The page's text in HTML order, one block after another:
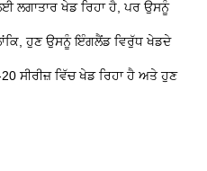
ਲਗਾਤਾਰ ਖੇਡ ਰਿਹਾ ਹੈ, ਪਰ ਉਸਨੂੰ
ਹੁਣ ਉਸਨੂੰ ਇੰਗਲੈਂਡ ਵਿਰੁੱਧ ਖੇਡਦੇ
ਸੀਰੀਜ਼ ਵਿੱਚ ਖੇਡ ਰਿਹਾ ਹੈ ਅਤੇ ਹੁਣ